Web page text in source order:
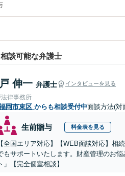
談可能な弁護士
伸一 弁護士 インタビューを見る
律事務所
岡市東区 からも相談受付中面談方法(対
生前贈与 料金表を見る
【全国エリア対応】【WEB面談対応】相
もサポートいたします。財産管理のお
」【完全個室相談】